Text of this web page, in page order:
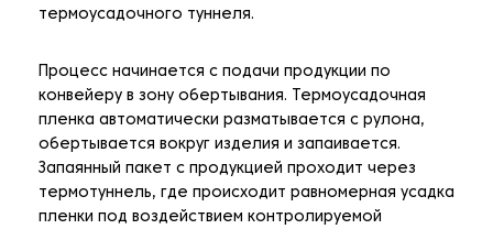
термоусадочного туннеля.
Процесс начинается с подачи продукции по
конвейеру в зону обертывания. Термоусадочная
пленка автоматически разматывается с рулона,
обертывается вокруг изделия и запаивается.
Запаянный пакет с продукцией проходит через
термотуннель, где происходит равномерная усадка
пленки под воздействием контролируемой